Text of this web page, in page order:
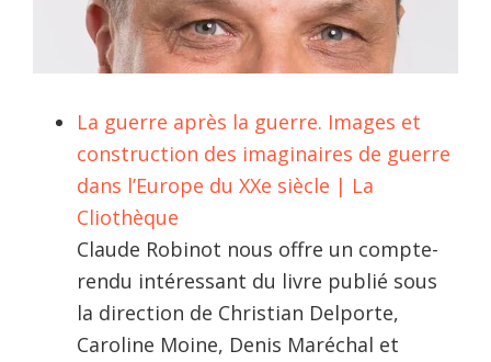
La guerre après la guerre. Images et
construction des imaginaires de guerre
dans l’Europe du XXe siècle | La
Cliothèque
Claude Robinot nous offre un compte-
rendu intéressant du livre publié sous
la direction de Christian Delporte,
Caroline Moine, Denis Maréchal et